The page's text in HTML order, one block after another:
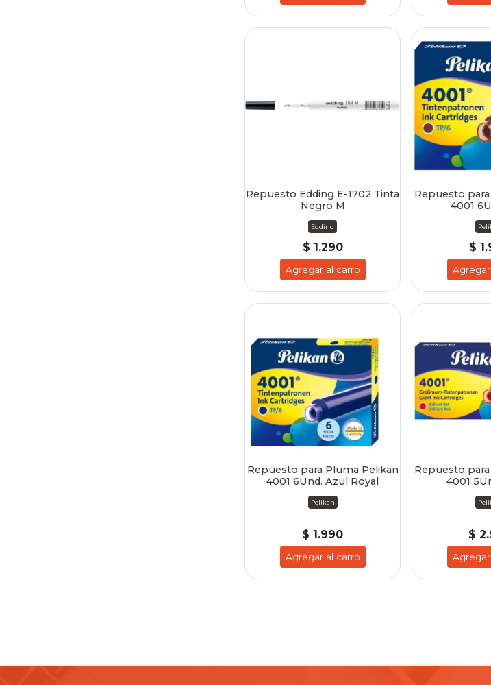
Repuesto Edding E-1702 Tinta
Negro M
Edding
$ 1.290
Agregar al carro
Repuesto
4001
$
Repuesto para Pluma Pelikan
4001 6Und. Azul Royal
Pelikan
$ 1.990
Agregar al carro
Repuesto
4001
$